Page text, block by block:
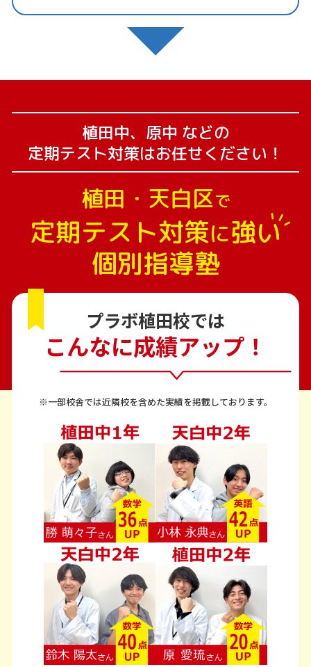
植田中、原中 などの
定期テスト対策はお任せください！
植田・天白区で
定期テスト対策に強い
個別指導塾
プラボ植田校では
こんなに成績アップ！
※一部校舎では近隣校を含めた実績を掲載しております。